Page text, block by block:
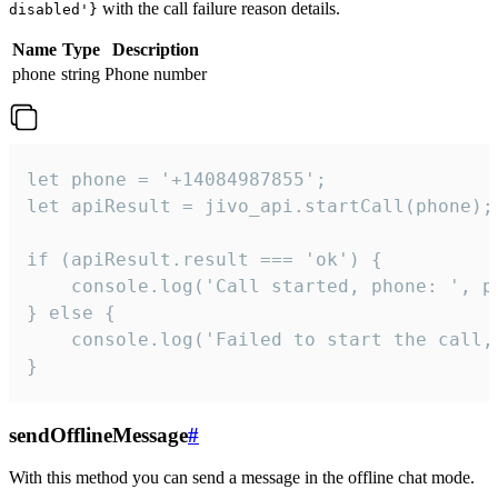
disabled'} with the call failure reason details.
Name Type
Description
phone string Phone number
let phone = '+14084987855';
let apiResult = jivo_api.startCall(phone);
if (apiResult.result === 'ok') {
console.log('Call started, phone: ',
} else {
console.log('Failed to start the
}
sendOfflineMessage#
With this method you can send a message in the offline chat mode.